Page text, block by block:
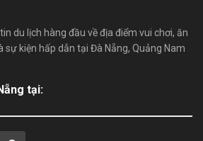
du lịch hàng đầu về địa điểm vui chơi, ăn
sự kiện hấp dẫn tại Đà Nẵng, Quảng Nam
tại: